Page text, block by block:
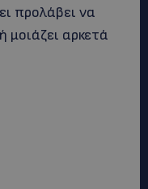
προλάβει να
μοιάζει αρκετά